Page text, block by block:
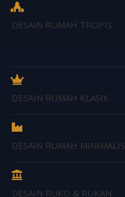
DESAIN RUMAH TROPIS
DESAIN RUMAH KLASIK
DESAIN RUMAH MINIMALIS
DESAIN RUKO & RUKAN